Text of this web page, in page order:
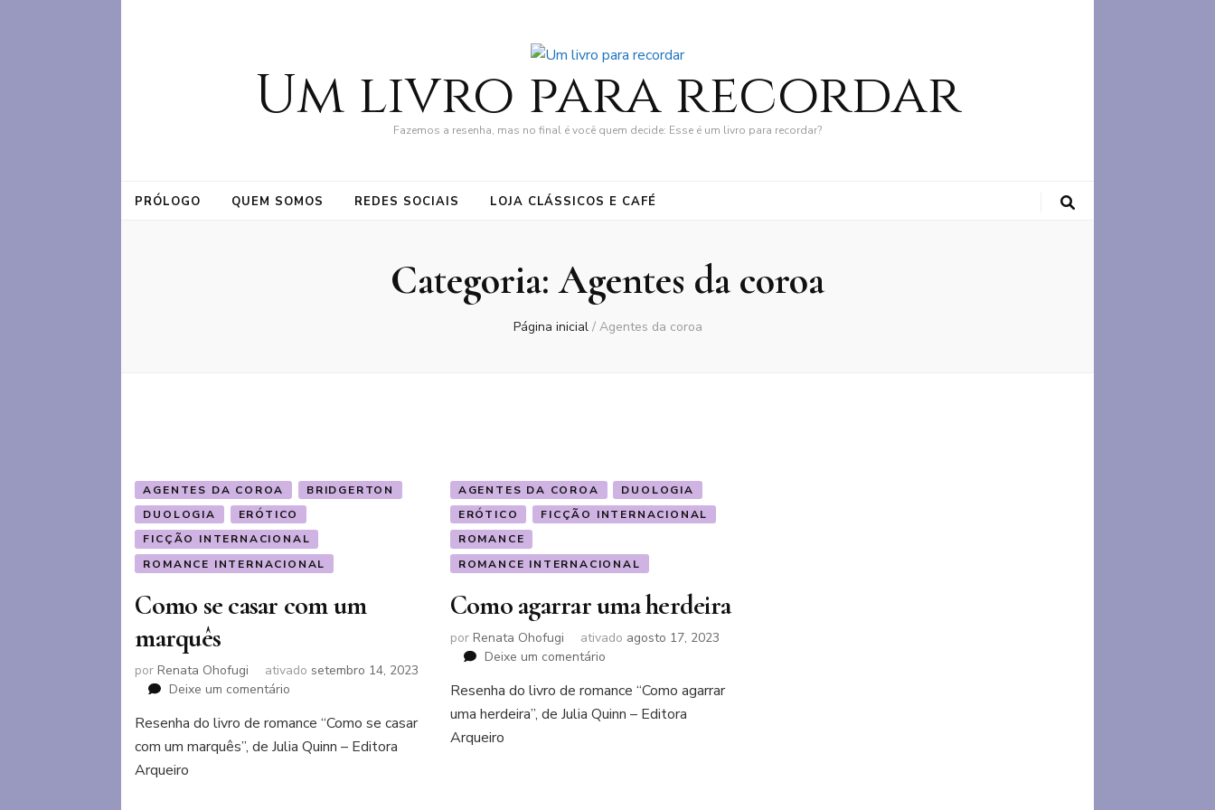
Um livro para recordar
Fazemos a resenha, mas no final é você quem decide: Esse é um livro para recordar?
PRÓLOGO QUEM SOMOS REDES SOCIAIS LOJA CLÁSSICOS E CAFÉ
Categoria:Agentes da coroa
Página inicial / Agentes da coroa
AGENTES DA COROA
BRIDGERTON
DUOLOGIA
ERÓTICO
FICÇÃO INTERNACIONAL
ROMANCE INTERNACIONAL
Como se casar com um
marquês
porRenata Ohofugi ativado setembro 14, 2023
Deixe um comentário
se
casar
Resenha do livro de romance “Como se casar
com um marquês”, de Julia Quinn – Editora
Arqueiro
AGENTES DA COROA
DUOLOGIA
ERÓTICO
FICÇÃO INTERNACIONAL
ROMANCE
ROMANCE INTERNACIONAL
Como agarrar uma herdeira
por Renata Ohofugi ativado agosto 17, 2023
Deixe um comentárioem
agarrar
uma
Resenha do livro de romance “Como agarrar
uma herdeira”, de Julia Quinn – Editora
Arqueiro